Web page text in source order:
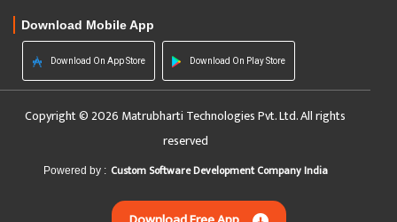
Download Mobile App
Download On App Store Download On Play Store
Copyright © 2026 Matrubharti Technologies Pvt. Ltd. All rights
reserved
Powered by : Custom Software Development Company India